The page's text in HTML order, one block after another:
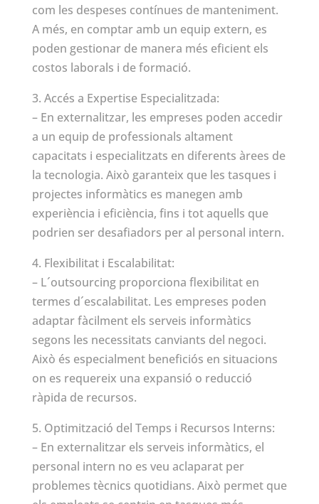
com les despeses contínues de manteniment.
A més, en comptar amb un equip extern, es
poden gestionar de manera més eficient els
costos laborals i de formació.
3. Accés a Expertise Especialitzada:
– En externalitzar, les empreses poden accedir
a un equip de professionals altament
capacitats i especialitzats en diferents àrees de
la tecnologia. Això garanteix que les tasques i
projectes informàtics es manegen amb
experiència i eficiència, fins i tot aquells que
podrien ser desafiadors per al personal intern.
4. Flexibilitat i Escalabilitat:
– L´outsourcing proporciona flexibilitat en
termes d´escalabilitat. Les empreses poden
adaptar fàcilment els serveis informàtics
segons les necessitats canviants del negoci.
Això és especialment beneficiós en situacions
on es requereix una expansió o reducció
ràpida de recursos.
5. Optimització del Temps i Recursos Interns:
– En externalitzar els serveis informàtics, el
personal intern no es veu aclaparat per
problemes tècnics quotidians. Això permet que